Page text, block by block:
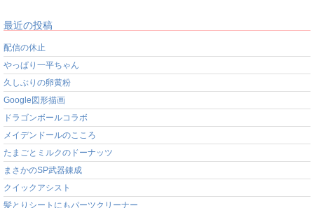
最近の投稿
配信の休止
やっぱり一平ちゃん
久しぶりの卵黄粉
Google図形描画
ドラゴンボールコラボ
メイデンドールのこころ
たまごとミルクのドーナッツ
まさかのSP武器錬成
クイックアシスト
髪とりシートにもパーツクリーナー